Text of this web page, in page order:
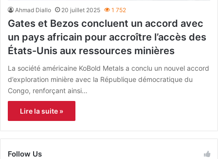
Ahmad Diallo 20 juillet 2025 1 752
Gates et Bezos concluent un accord avec
un pays africain pour accroître l’accès des
États-Unis aux ressources minières
La société américaine KoBold Metals a conclu un nouvel accord
d’exploration minière avec la République démocratique du
Congo, renforçant ainsi…
Lire la suite »
Follow Us